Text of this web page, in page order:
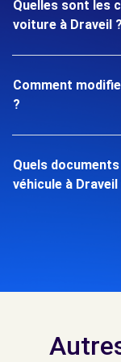
Quelles sont les
voiture à Draveil ?
Comment
?
Quels
véhicule à Draveil